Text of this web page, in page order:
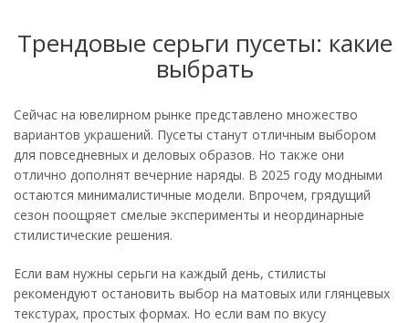
Трендовые серьги пусеты: какие
выбрать
Сейчас на ювелирном рынке представлено множество
вариантов украшений. Пусеты станут отличным выбором
для повседневных и деловых образов. Но также они
отлично дополнят вечерние наряды. В 2025 году модными
остаются минималистичные модели. Впрочем, грядущий
сезон поощряет смелые эксперименты и неординарные
стилистические решения.
Если вам нужны серьги на каждый день, стилисты
рекомендуют остановить выбор на матовых или глянцевых
текстурах, простых формах. Но если вам по вкусу